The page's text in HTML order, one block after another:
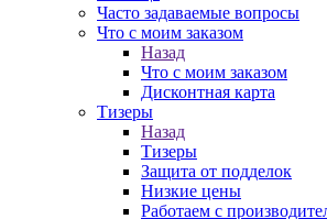
Часто задаваемые вопросы
Что с моим заказом
Назад
Что с моим заказом
Дисконтная карта
Тизеры
Назад
Тизеры
Защита от подделок
Низкие цены
Работаем с